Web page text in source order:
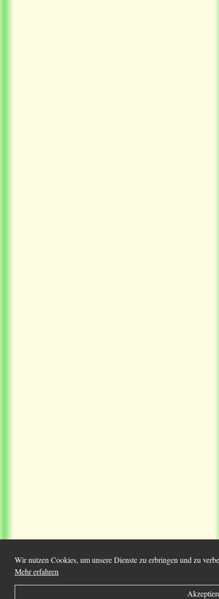
Wir nutzen Cookies, um unsere Dienste zu erbringen und zu
Mehr erfahren